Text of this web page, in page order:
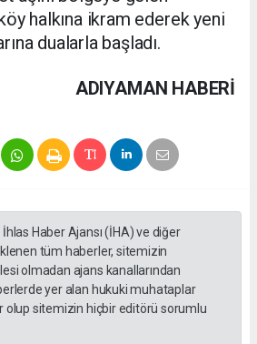
halkına ikram ederek yeni
dualarla başladı.
ADIYAMAN HABERİ
Haber Ajansı (İHA) ve diğer
tüm haberler, sitemizin
olmadan ajans kanallarından
yer alan hukuki muhataplar
olup sitemizin hiçbir editörü sorumlu